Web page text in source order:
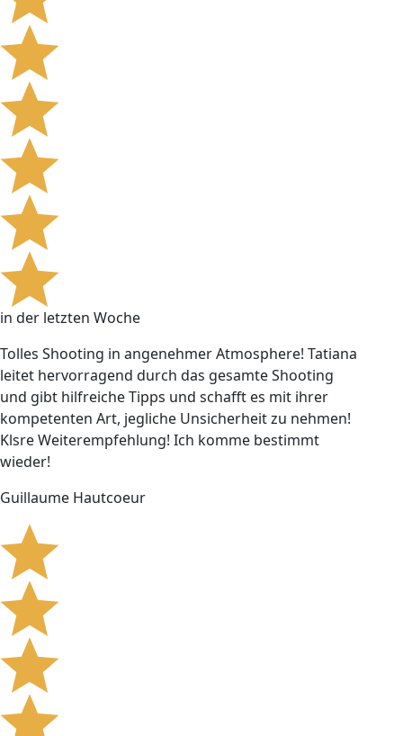
in der letzten Woche
Tolles Shooting in angenehmer Atmosphere! Tatiana
leitet hervorragend durch das gesamte Shooting
und gibt hilfreiche Tipps und schafft es mit ihrer
kompetenten Art, jegliche Unsicherheit zu nehmen!
Klsre Weiterempfehlung! Ich komme bestimmt
wieder!
Guillaume Hautcoeur